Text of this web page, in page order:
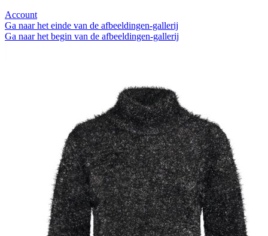
Account
Ga naar het einde van de afbeeldingen-gallerij
Ga naar het begin van de afbeeldingen-gallerij